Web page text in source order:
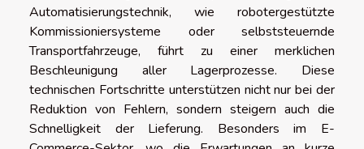
Automatisierungstechnik, wie robotergestützte
Kommissioniersysteme oder selbststeuernde
Transportfahrzeuge, führt zu einer merklichen
Beschleunigung aller Lagerprozesse. Diese
technischen Fortschritte unterstützen nicht nur bei der
Reduktion von Fehlern, sondern steigern auch die
Schnelligkeit der Lieferung. Besonders im E-